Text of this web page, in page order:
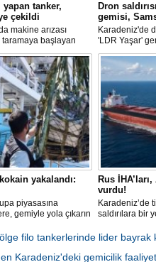
yapan tanker,
çekildi
makine arızası
başlayan
eşliğinde güvenli
sahasına alındı.
Dron
gemisi,
Karadeniz'de
'LDR Yaşar'
güvenli bir
kaybı
maddi hasar
yakalandı:
piyasasına
gemiyle yola çıkarın
Operasyon
iki yabancı
Rus
vurdu!
Karadeniz’de
saldırılara bir
aldığı Alman
gemisinde
durunca
filo tankerlerinde lider bayrak
Karadeniz'deki gemicilik